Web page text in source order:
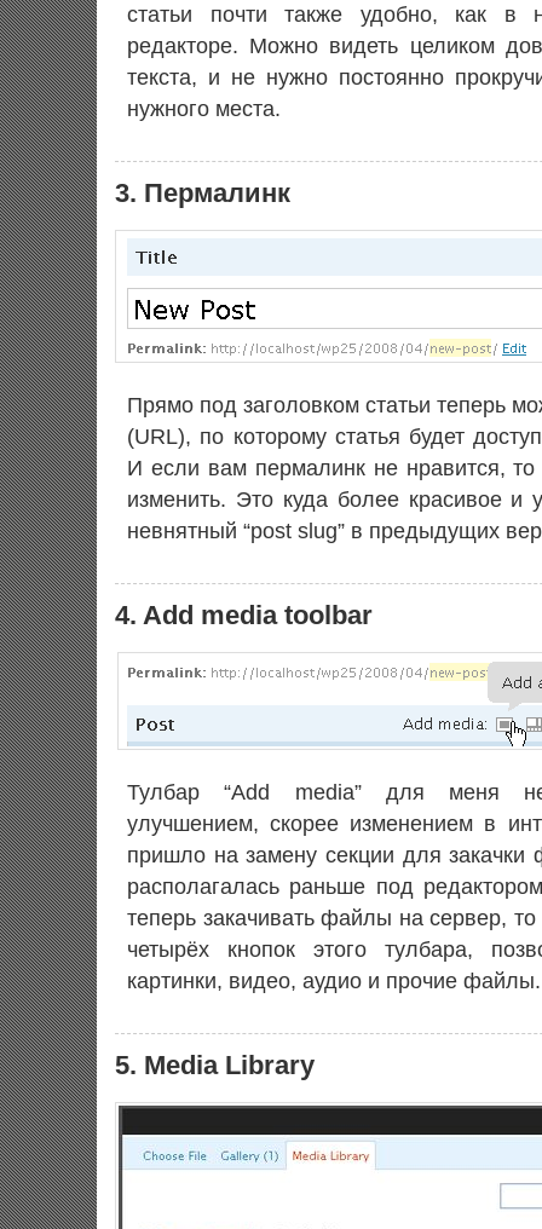
статьи почти также удобно, как в
редакторе. Можно видеть целиком
текста, и не нужно постоянно
нужного места.
3. Пермалинк
Прямо под заголовком статьи теперь
(URL), по которому статья будет
И если вам пермалинк не нравится,
изменить. Это куда более красивое и
невнятный “post slug” в предыдущих
4. Add media toolbar
Тулбар “Add media” для меня
улучшением, скорее изменением в
пришло на замену секции для закачки
располагалась раньше под
теперь закачивать файлы на сервер,
четырёх кнопок этого тулбара,
картинки, видео, аудио и прочие файлы.
5. Media Library